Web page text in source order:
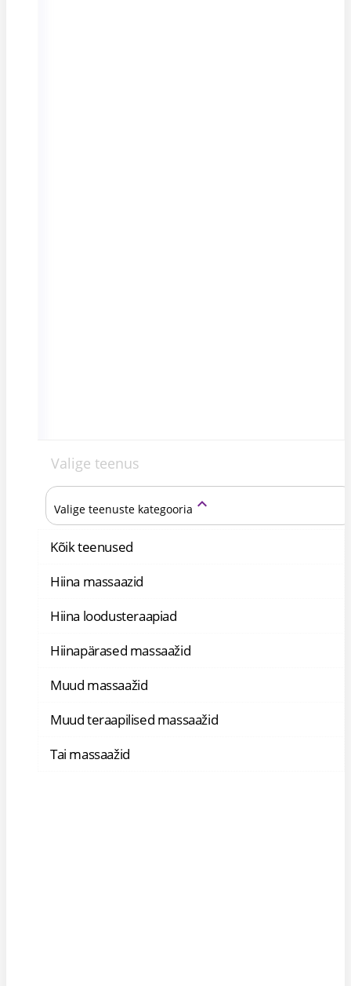
Valige teenus
Valige teenuste kategooria keyboard_arrow_up
Kõik teenused
Hiina massaazid
Hiina loodusteraapiad
Hiinapärased massaažid
Muud massaažid
Muud teraapilised massaažid
Tai massaažid